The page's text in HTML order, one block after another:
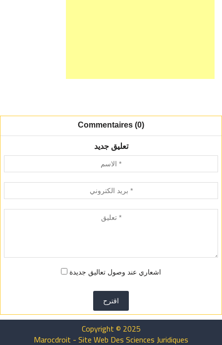
Commentaires (0)
تعليق جديد
اشعاري عند وصول تعاليق جديدة
اقترح
Copyright © 2025
Marocdroit - Site Web Des Sciences Juridiques